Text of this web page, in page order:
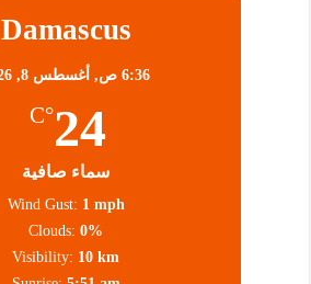
Damascus
6:36 ص, أغسطس 8, 2026
24
°C
سماء صافية
Wind Gust: 1 mph
Clouds: 0%
Visibility: 10 km